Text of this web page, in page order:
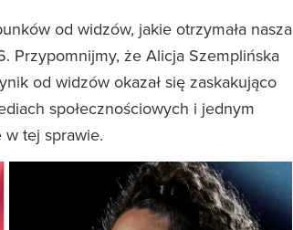
od widzów, jakie otrzymała nasza
Przypomnijmy, że Alicja Szemplińska
od widzów okazał się zaskakująco
społecznościowych i jednym
tej sprawie.